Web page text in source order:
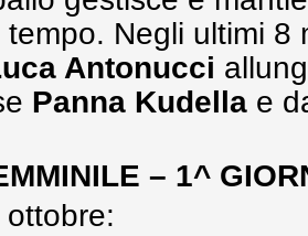
Negli ultimi 8
Antonucci
Panna Kudella e
– 1^
ottobre: